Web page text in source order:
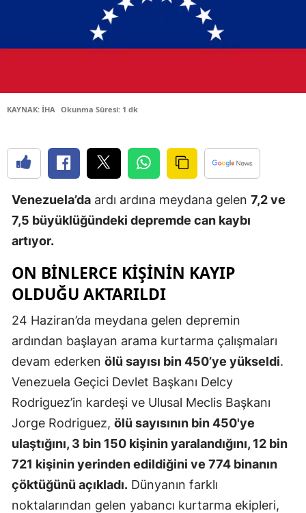
Bursa
Denizli
Gaziantep
Gümüşhane
Hakkari
Hatay
KAYNAK: İHA Okunma Süresi: 1 dk
Venezuela’da ardı ardına meydana gelen 7,2 ve
7,5 büyüklüğündeki depremde can kaybı
artıyor.
ON BINLERCE KIŞININ KAYIP
OLDUĞU AKTARILDI
24 Haziran’da meydana gelen depremin
ardından başlayan arama kurtarma çalışmaları
devam ederken ölü sayısı bin 450’ye yükseldi.
Venezuela Geçici Devlet Başkanı Delcy
Rodriguez’in kardeşi ve Ulusal Meclis Başkanı
Jorge Rodriguez, ölü sayısının bin 450'ye
ulaştığını, 3 bin 150 kişinin yaralandığını, 12 bin
721 kişinin yerinden edildiğini ve 774 binanın
çöktüğünü açıkladı. Dünyanın farklı
noktalarından gelen yabancı kurtarma ekipleri,